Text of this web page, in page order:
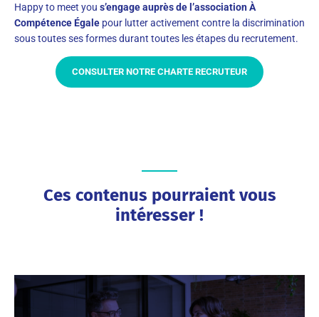
Happy to meet you s’engage auprès de l’association À
Compétence Égale pour lutter activement contre la discrimination
sous toutes ses formes durant toutes les étapes du recrutement.
CONSULTER NOTRE CHARTE RECRUTEUR
Ces contenus pourraient vous
intéresser !